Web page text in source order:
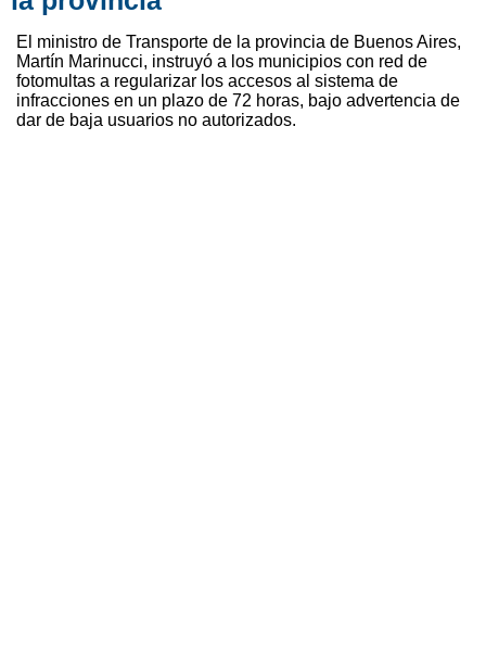
El ministro de Transporte de la provincia de Buenos Aires,
Martín Marinucci, instruyó a los municipios con red de
fotomultas a regularizar los accesos al sistema de
infracciones en un plazo de 72 horas, bajo advertencia de
dar de baja usuarios no autorizados.